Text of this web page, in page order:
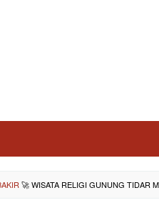
🚀WISATA RELIGI GUNUNG TIDAR